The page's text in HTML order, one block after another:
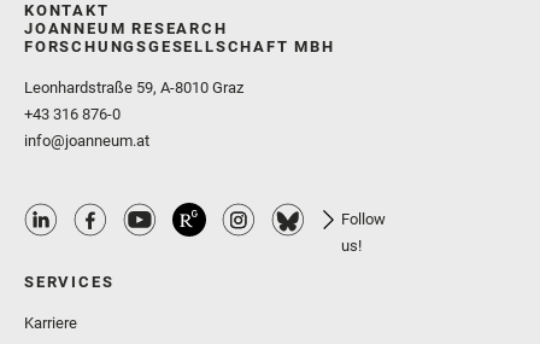
KONTAKT
JOANNEUM RESEARCH
FORSCHUNGSGESELLSCHAFT MBH
Leonhardstraße 59, A-8010 Graz
+43 316 876-0
info@joanneum.at
Follow
us!
SERVICES
Karriere